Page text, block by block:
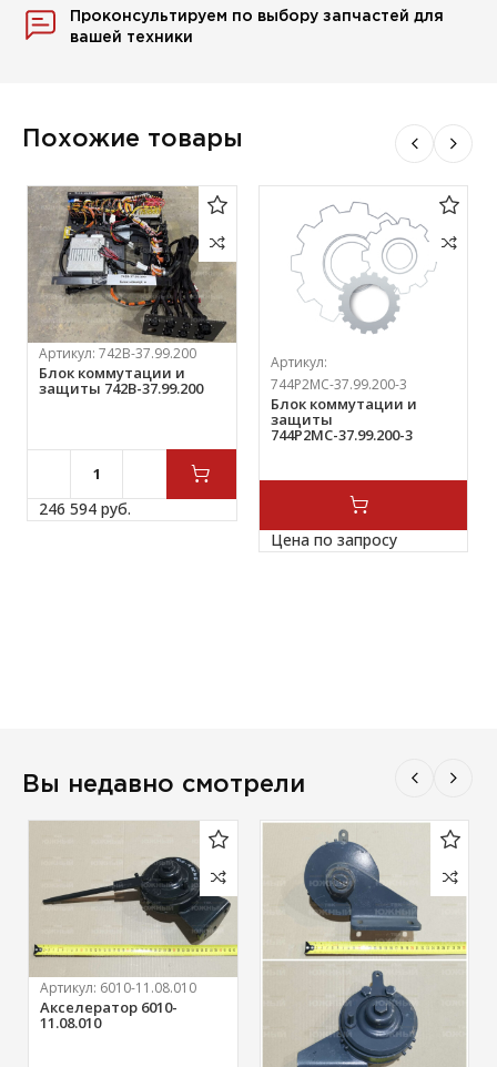
Проконсультируем по выбору запчастей для
вашей техники
Похожие товары
Артикул:742В-37.99.200
Блок коммутации и
защиты 742В-37.99.200
246 594 руб.
Артикул:
744Р2МС-37.99.200-3
Блок коммутации и
защиты
744Р2МС-37.99.200-3
Цена по запросу
Вы недавно смотрели
Артикул: 6010-11.08.010
Акселератор 6010-
11.08.010